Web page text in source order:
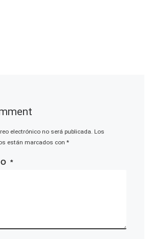
electrónico no será publicada. Los
están marcados con*
*